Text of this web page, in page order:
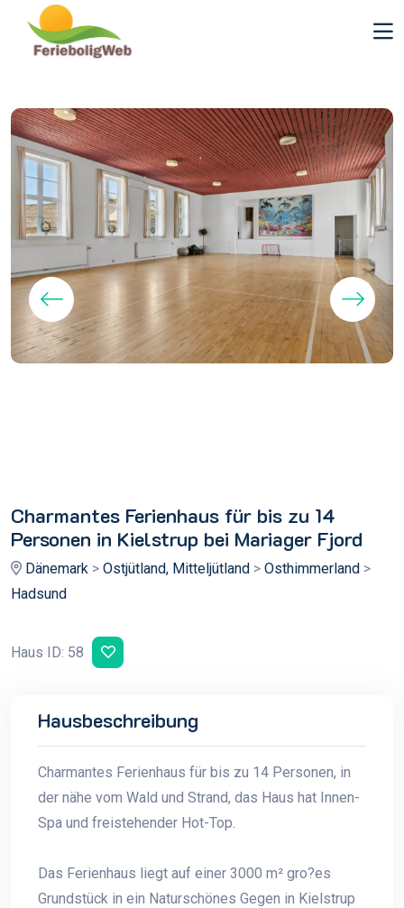
Charmantes Ferienhaus für bis zu 14
Personen in Kielstrup bei Mariager Fjord
Dänemark > Ostjütland, Mitteljütland > Osthimmerland >
Hadsund
Haus ID: 58
Hausbeschreibung
Charmantes Ferienhaus für bis zu 14 Personen, in
der nähe vom Wald und Strand, das Haus hat Innen-
Spa und freistehender Hot-Top.
Das Ferienhaus liegt auf einer 3000 m² gro?es
Grundstück in ein Naturschönes Gegen in Kielstrup